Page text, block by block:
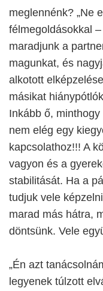
meglennénk? „Ne
félmegoldásokkal
maradjunk a
magunkat, és
alkotott
másikat
Inkább ő,
nem elég egy
kapcsolathoz!!! A
vagyon és a
stabilitását. Ha a
tudjuk vele
marad más hátra,
döntsünk. Vele
„Én azt
legyenek túlzott